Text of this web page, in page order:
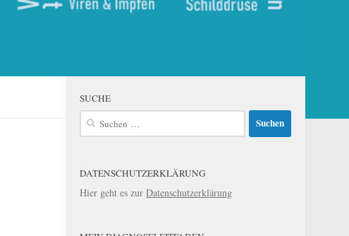
SUCHE
Suchen
DATENSCHUTZERKLÄRUNG
Hier geht es zur Datenschutzerklärung